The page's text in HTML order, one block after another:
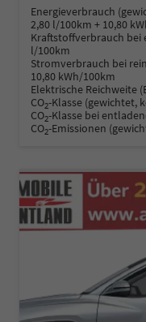
Energieverbrauch
2,80 l/100km + 10,80
Kraftstoffverbrauch
l/100km
Stromverbrauch bei
10,80 kWh/100km
Elektrische Reichweite
CO2-Klasse (gewichtet,
CO2-Klasse bei
CO2-Emissionen